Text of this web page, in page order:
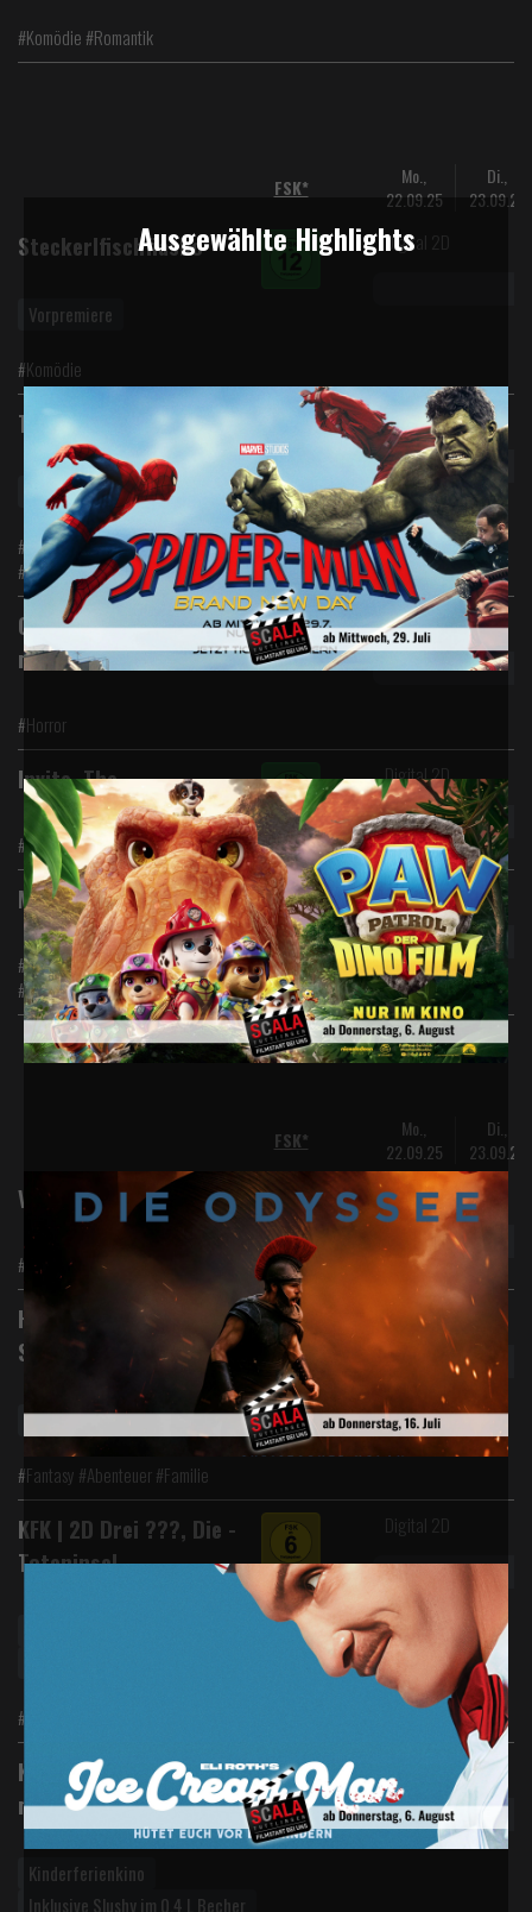
#Komödie #Romantik
FSK*
Mo.,
22.09.25
Di.,
23.09.25
Steckerlfischfiasko
Vorpremiere
#Komödie
Digital 2D
Toy Story 5
Toy Story 5
#Abenteuer #Animation #Komödie
#Familie
Digital 2D
Obsession - Du sollst
mich lieben
#Horror
Digital 2D
Invite, The
#Drama #Komödie
Digital 2D
Minions & Monster
#Animation #Abenteuer #Familie
#Komödie
Digital 2D
FSK*
Mo.,
22.09.25
Di.,
23.09.25
Vaiana (Live Action)
#Abenteuer #Action
Digital 2D
Harry Potter und der
Stein der Weisen
Vorverkauf
#Fantasy #Abenteuer #Familie
Digital 2D
KFK | 2D Drei ???, Die -
Toteninsel
#Abenteuer #Familie #Krimi
Digital 2D
KFK | Die Schule der
magischen Tiere 4
Kinderferienkino
Inklusive Slushy im 0,4 L Becher
Ausgewählte Highlights